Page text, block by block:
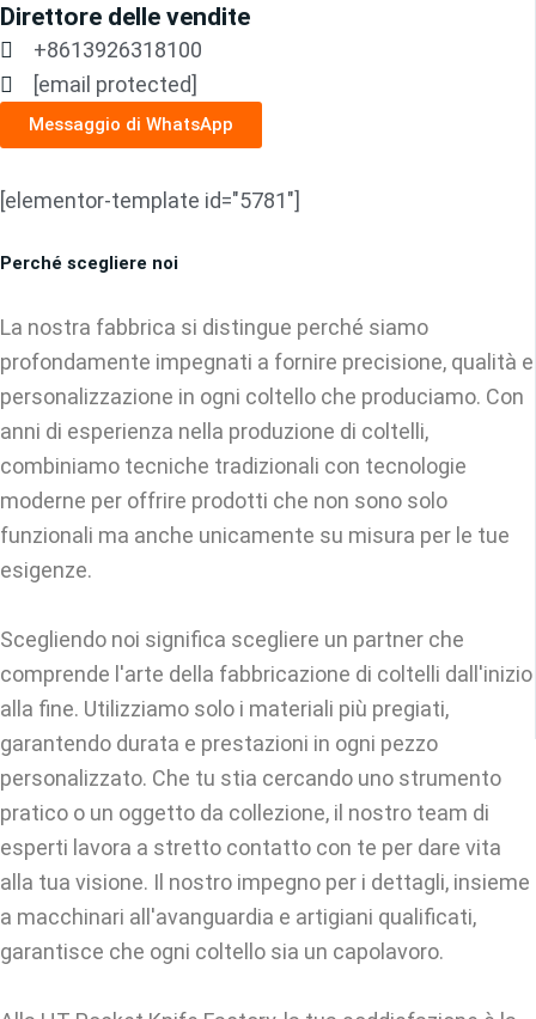
Direttore delle vendite
+8613926318100
[email protected]
Messaggio di WhatsApp
[elementor-template id="5781"]
Perché scegliere noi
La nostra fabbrica si distingue perché siamo
profondamente impegnati a fornire precisione, qualità e
personalizzazione in ogni coltello che produciamo. Con
anni di esperienza nella produzione di coltelli,
combiniamo tecniche tradizionali con tecnologie
moderne per offrire prodotti che non sono solo
funzionali ma anche unicamente su misura per le tue
esigenze.
Scegliendo noi significa scegliere un partner che
comprende l'arte della fabbricazione di coltelli dall'inizio
alla fine. Utilizziamo solo i materiali più pregiati,
garantendo durata e prestazioni in ogni pezzo
personalizzato. Che tu stia cercando uno strumento
pratico o un oggetto da collezione, il nostro team di
esperti lavora a stretto contatto con te per dare vita
alla tua visione. Il nostro impegno per i dettagli, insieme
a macchinari all'avanguardia e artigiani qualificati,
garantisce che ogni coltello sia un capolavoro.